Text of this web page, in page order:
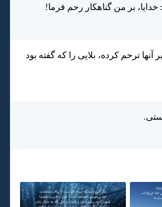
خدايا، بر من گناهكار رحم فرما!
ترحم كرده، بلايی را كه گفته بود